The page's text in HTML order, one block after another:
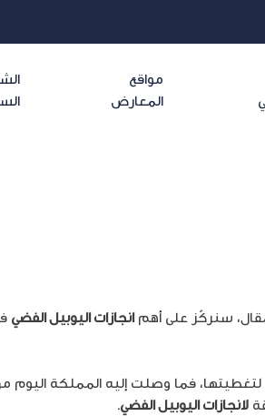
مواقع
المعارض
سنركّز على أهمانجازات اليوبيل الفضي
فما وصلت إليه المملكة اليوم
لانجازات اليوبيل الفضي.